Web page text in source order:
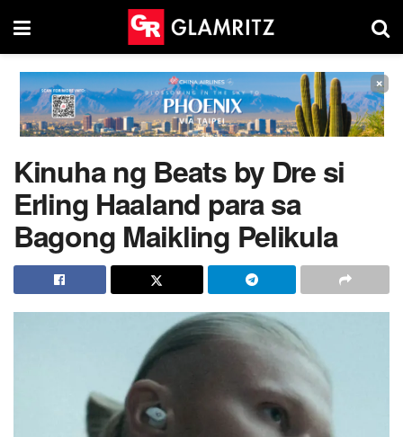
×
Kinuha ng Beats by Dre si
Erling Haaland para sa
Bagong Maikling Pelikula